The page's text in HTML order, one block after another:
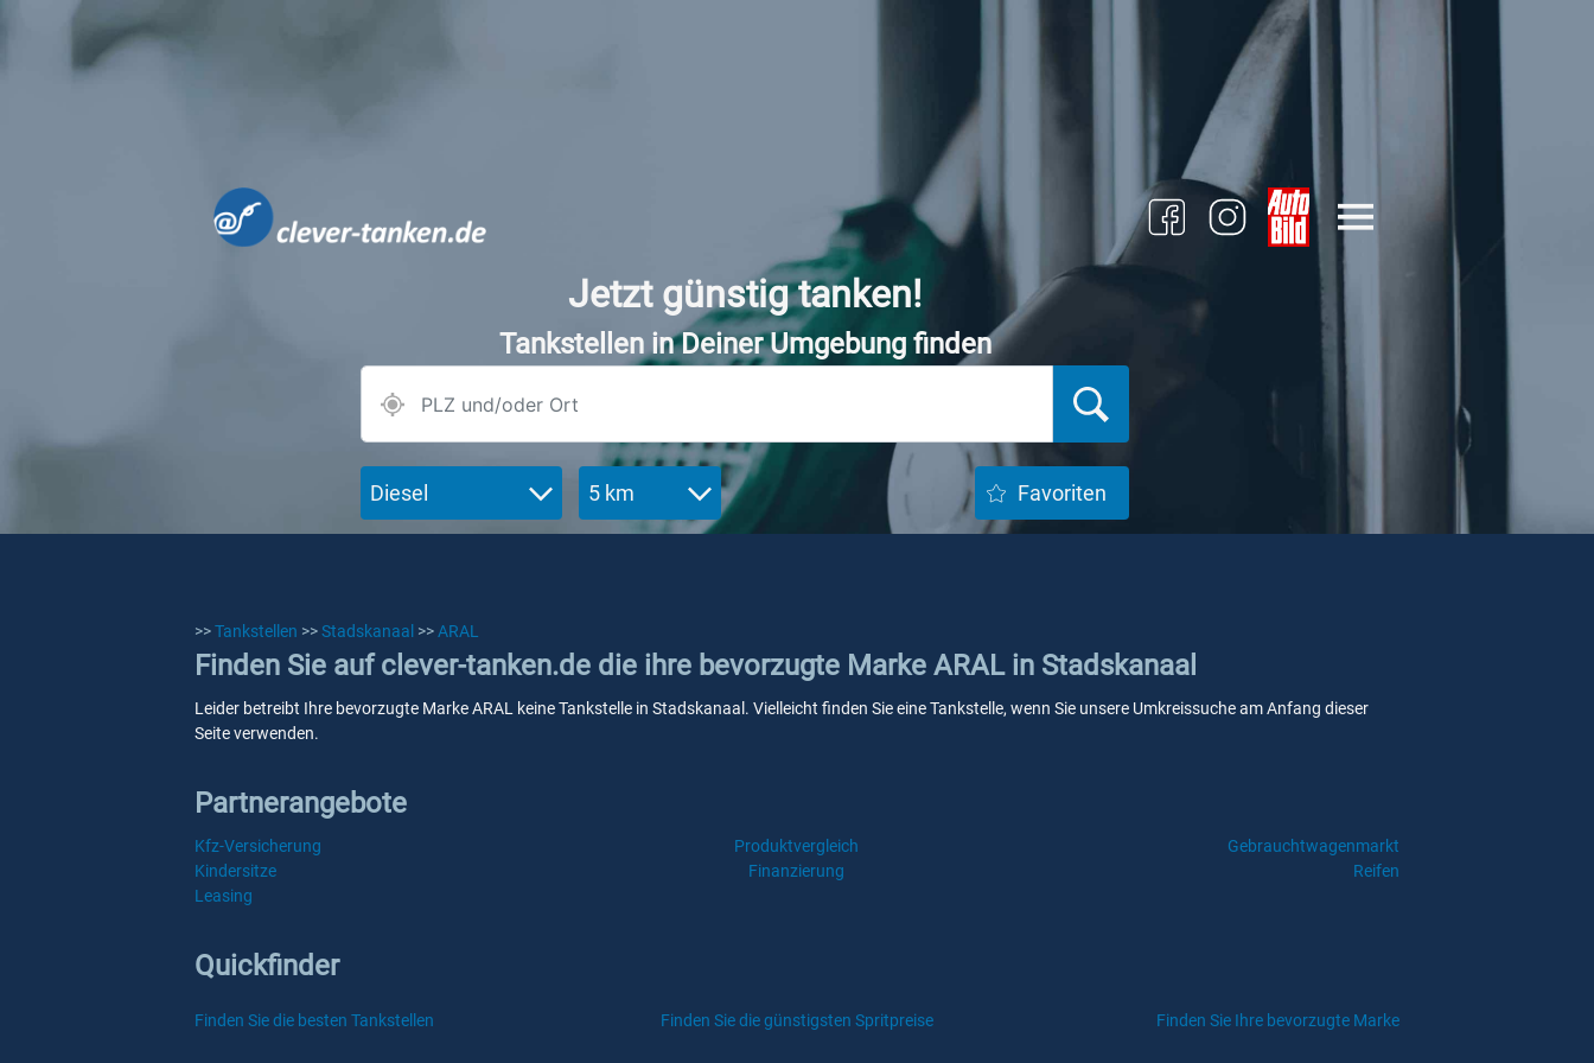
Jetzt günstig tanken!
Tankstellen in Deiner Umgebung finden
Diesel 5 km Favoriten
>>Tankstellen >>Stadskanaal >>ARAL
Finden Sie auf clever-tanken.de die ihre bevorzugte Marke ARAL in Stadskanaal
Leider betreibt Ihre bevorzugte Marke ARAL keine Tankstelle in Stadskanaal. Vielleicht finden Sie eine Tankstelle, wenn Sie unsere Umkreissuche am Anfang dieser
Seite verwenden.
Partnerangebote
Kfz-Versicherung Produktvergleich
Gebrauchtwagenmarkt
Kindersitze
Finanzierung
Reifen
Leasing
Quickfinder
Finden Sie die besten Tankstellen Finden Sie die günstigsten Spritpreise Finden Sie Ihre bevorzugte Marke